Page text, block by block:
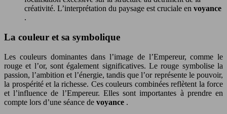
créativité. L’interprétation du paysage est cruciale en voyance
.
La couleur et sa symbolique
Les couleurs dominantes dans l’image de l’Empereur, comme le
rouge et l’or, sont également significatives. Le rouge symbolise la
passion, l’ambition et l’énergie, tandis que l’or représente le pouvoir,
la prospérité et la richesse. Ces couleurs combinées reflètent la force
et l’influence de l’Empereur. Elles sont importantes à prendre en
compte lors d’une séance de voyance .